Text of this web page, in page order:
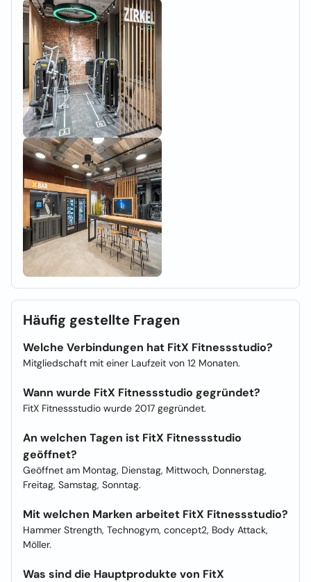
Häufig gestellte Fragen
Welche Verbindungen hat FitX Fitnessstudio?
Mitgliedschaft mit einer Laufzeit von 12 Monaten.
Wann wurde FitX Fitnessstudio gegründet?
FitX Fitnessstudio wurde 2017 gegründet.
An welchen Tagen ist FitX Fitnessstudio
geöffnet?
Geöffnet am Montag, Dienstag, Mittwoch, Donnerstag,
Freitag, Samstag, Sonntag.
Mit welchen Marken arbeitet FitX Fitnessstudio?
Hammer Strength, Technogym, concept2, Body Attack,
Möller.
Was sind die Hauptprodukte von FitX